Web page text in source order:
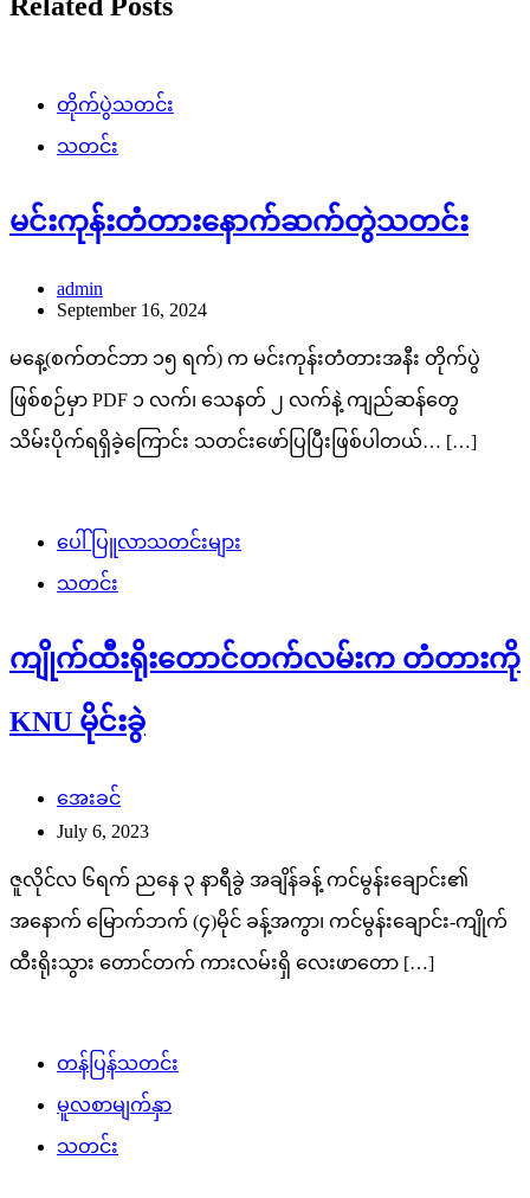
တိုက်ပွဲသတင်း
သတင်း
မင်းကုန်းတံတားနောက်ဆက်တွဲသတင်း
admin
September 16, 2024
မနေ့(စက်တင်ဘာ ၁၅ ရက်) က မင်းကုန်းတံတားအနီး တိုက်ပွဲ
ဖြစ်စဉ်မှာ PDF ၁ လက်၊ သေနတ် ၂ လက်နဲ့ ကျည်ဆန်တွေ
သိမ်းပိုက်ရရှိခဲ့ကြောင်း သတင်းဖော်ပြပြီးဖြစ်ပါတယ်… […]
ပေါ်ပြူလာသတင်းများ
သတင်း
ကျိုက်ထီးရိုးတောင်တက်လမ်းက တံတားကို
KNU မိုင်းခွဲ
အေးခင်
July 6, 2023
ဇူလိုင်လ ၆ရက် ညနေ ၃ နာရီခွဲ အချိန်ခန့် ကင်မွန်းချောင်း၏
အနောက် မြောက်ဘက် (၄)မိုင် ခန့်အကွာ၊ ကင်မွန်းချောင်း-ကျိုက်
ထီးရိုးသွား တောင်တက် ကားလမ်းရှိ လေးဖာတော […]
တန်ပြန်သတင်း
မူလစာမျက်နှာ
သတင်း